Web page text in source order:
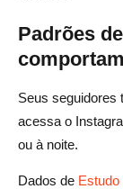
Padrões
Seus seguidores
acessa o
ou à noite.
Dados de Estudo